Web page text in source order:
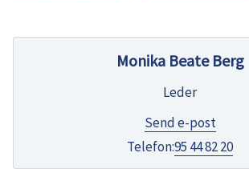
Monika Beate Berg
Leder
Send e-posttil
Monika
Beate
Berg
Telefon95 44 82 20